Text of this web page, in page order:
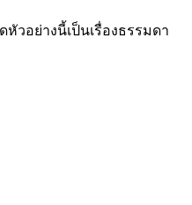
วอย่างนี้เป็นเรื่องธรรมดา